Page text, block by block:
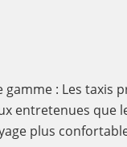
gamme : Les taxis
entretenues que
plus